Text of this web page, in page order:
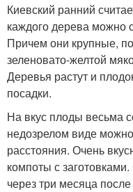
Киевский ранний
каждого дерева можно
Причем они крупные,
зеленовато-желтой
Деревья растут и
посадки.
На вкус плоды весьма
недозрелом виде
расстояния. Очень
компоты с
через три месяца